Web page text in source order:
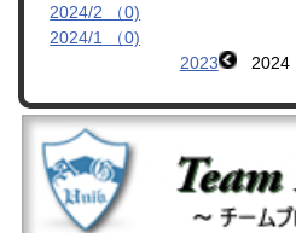
2024/2 （0)
2024/1 （0)
2023
2024